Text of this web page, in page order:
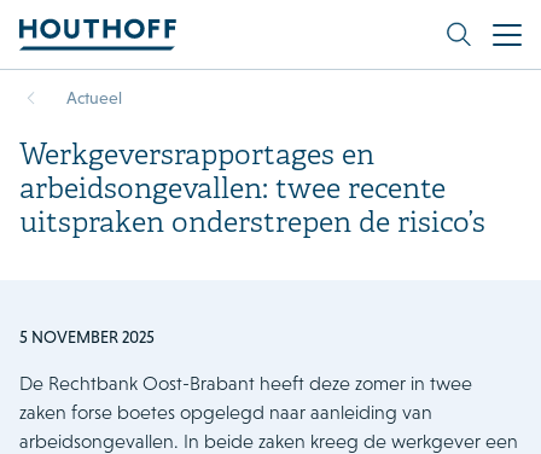
Actueel
Werkgeversrapportages en
arbeidsongevallen: twee recente
uitspraken onderstrepen de risico’s
5 NOVEMBER 2025
De Rechtbank Oost-Brabant heeft deze zomer in twee
zaken forse boetes opgelegd naar aanleiding van
arbeidsongevallen. In beide zaken kreeg de werkgever een